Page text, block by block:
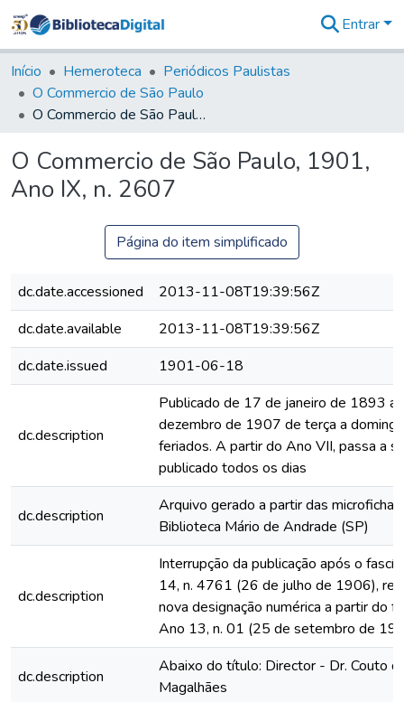
&
Coleções
Tudo na
Biblioteca
Estatísticas
Entrar
Início Hemeroteca
Periódicos Paulistas
O Commercio de São Paulo
O Commercio de São Paulo, 1901, Ano IX, n. 2607
O Commercio de São Paulo, 1901,
Ano IX, n. 2607
Página do item simplificado
dc.date.accessioned
2013-11-08T19:39:56Z
dc.date.available
2013-11-08T19:39:56Z
dc.date.issued
1901-06-18
dc.description
Publicado de 17 de janeiro de 1893 a
dezembro de 1907 de terça a
feriados. A partir do Ano VII, passa a
publicado todos os dias
dc.description
Arquivo gerado a partir das
Biblioteca Mário de Andrade (SP)
dc.description
Interrupção da publicação após o
14, n. 4761 (26 de julho de 1906),
nova designação numérica a partir do
Ano 13, n. 01 (25 de setembro de
dc.description
Abaixo do título: Director - Dr. Couto
Magalhães